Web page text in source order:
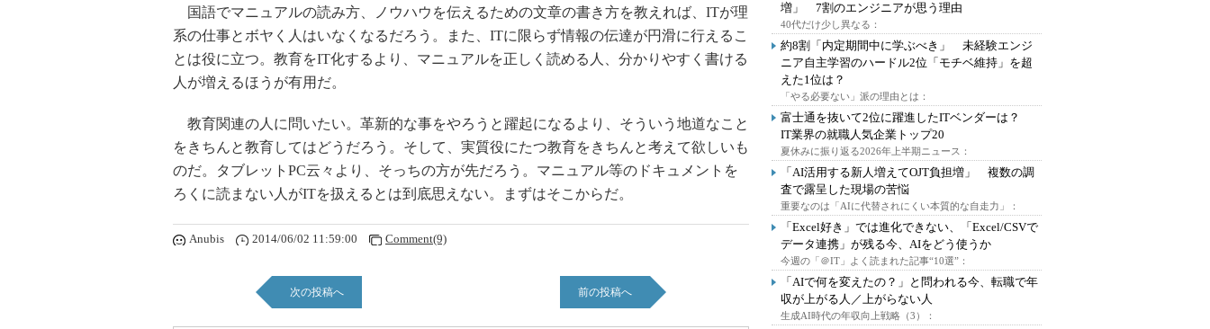
国語でマニュアルの読み方、ノウハウを伝えるための文章の書き方を教えれば、ITが理
系の仕事とボヤく人はいなくなるだろう。また、ITに限らず情報の伝達が円滑に行えるこ
とは役に立つ。教育をIT化するより、マニュアルを正しく読める人、分かりやすく書ける
人が増えるほうが有用だ。
教育関連の人に問いたい。革新的な事をやろうと躍起になるより、そういう地道なこと
をきちんと教育してはどうだろう。そして、実質役にたつ教育をきちんと考えて欲しいも
のだ。タブレットPC云々より、そっちの方が先だろう。マニュアル等のドキュメントを
ろくに読まない人がITを扱えるとは到底思えない。まずはそこからだ。
Anubis 2014/06/02 11:59:00 Comment(9)
次の投稿へ 前の投稿へ
増」 7割のエンジニアが思う理由
40代だけ少し異なる：
約8割「内定期間中に学ぶべき」 未経験エンジ
ニア自主学習のハードル2位「モチベ維持」を超
えた1位は？
「やる必要ない」派の理由とは：
富士通を抜いて2位に躍進したITベンダーは？
IT業界の就職人気企業トップ20
夏休みに振り返る2026年上半期ニュース：
「AI活用する新人増えてOJT負担増」 複数の調
査で露呈した現場の苦悩
重要なのは「AIに代替されにくい本質的な自走力」：
「Excel好き」では進化できない、「Excel/CSVで
データ連携」が残る今、AIをどう使うか
今週の「＠IT」よく読まれた記事“10選”：
「AIで何を変えたの？」と問われる今、転職で年
収が上がる人／上がらない人
生成AI時代の年収向上戦略（3）：